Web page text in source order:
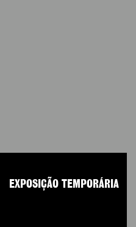
EXPOSIÇÃO TEMPORÁRIA